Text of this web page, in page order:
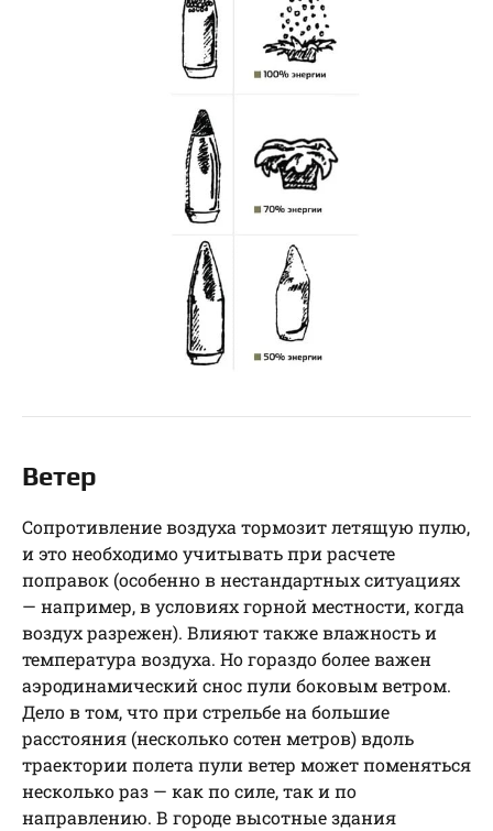
Ветер
Сопротивление воздуха тормозит летящую пулю,
и это необходимо учитывать при расчете
поправок (особенно в нестандартных ситуациях
— например, в условиях горной местности, когда
воздух разрежен). Влияют также влажность и
температура воздуха. Но гораздо более важен
аэродинамический снос пули боковым ветром.
Дело в том, что при стрельбе на большие
расстояния (несколько сотен метров) вдоль
траектории полета пули ветер может поменяться
несколько раз — как по силе, так и по
направлению. В городе высотные здания